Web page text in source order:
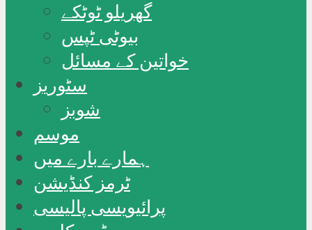
گھریلو ٹوٹکے
بیوٹی ٹپس
خواتین کے مسائل
سٹوریز
شوبز
موسم
ہمارے بارے میں
ٹرمز کنڈیشن
پرائیویسی پالیسی